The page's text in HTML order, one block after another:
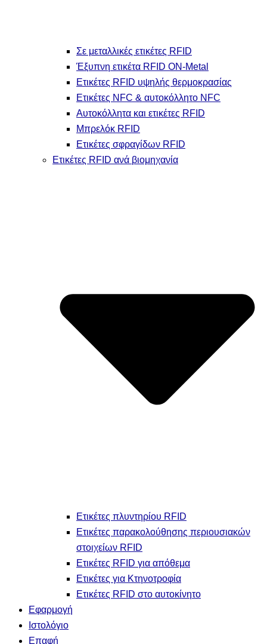
Σε μεταλλικές ετικέτες RFID
Έξυπνη ετικέτα RFID ON-Metal
Ετικέτες RFID υψηλής θερμοκρασίας
Ετικέτες NFC & αυτοκόλλητο NFC
Αυτοκόλλητα και ετικέτες RFID
Μπρελόκ RFID
Ετικέτες σφραγίδων RFID
Ετικέτες RFID ανά βιομηχανία
Ετικέτες πλυντηρίου RFID
Ετικέτες παρακολούθησης περιουσιακών
στοιχείων RFID
Ετικέτες RFID για απόθεμα
Ετικέτες για Κτηνοτροφία
Ετικέτες RFID στο αυτοκίνητο
Εφαρμογή
Ιστολόγιο
Επαφή